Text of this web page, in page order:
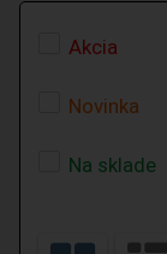
Akcia
Novinka
Na sklade